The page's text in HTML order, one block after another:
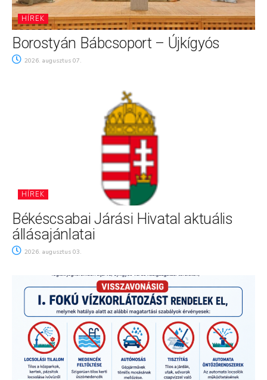
HÍREK
Borostyán Bábcsoport – Újkígyós
2026. augusztus 07.
HÍREK
Békéscsabai Járási Hivatal aktuális
állásajánlatai
2026. augusztus 03.